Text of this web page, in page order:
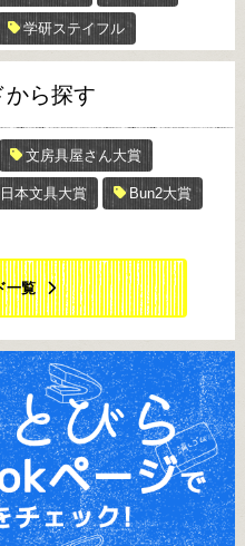
学研ステイフル
から探す
文房具屋さん大賞
日本文具大賞 Bun2大賞
一覧